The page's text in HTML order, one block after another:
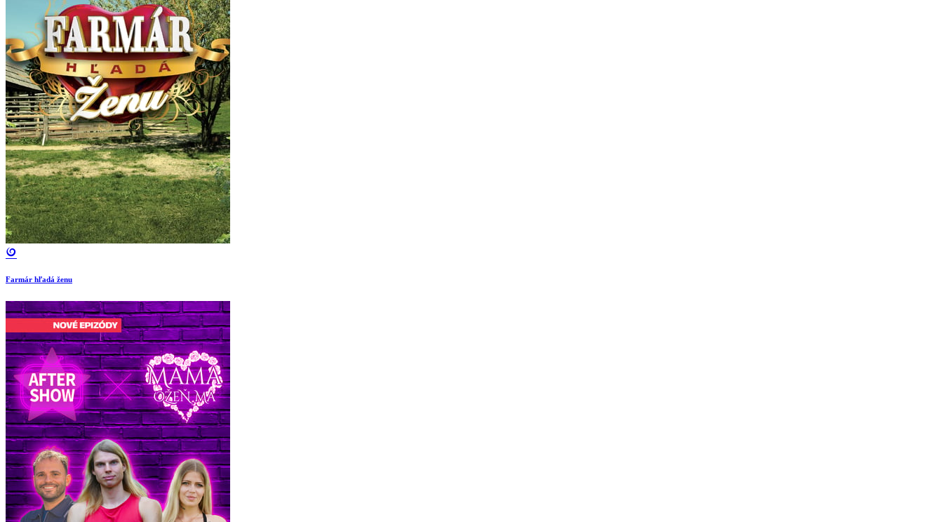
Farmár hľadá ženu